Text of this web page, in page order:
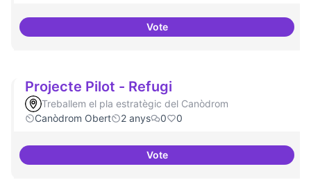
VoteProjectes de recerca
Projecte Pilot - Refugi
Treballem el pla estratègic del Canòdrom
Canòdrom Obert
2 anys 0 0
VoteProjecte Pilot - Refugi